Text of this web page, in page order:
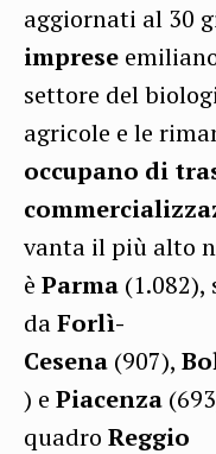
aggiornati al 30
imprese
settore del
agricole e le
occupano di
vanta il più alto
è Parma (1.082),
daForlì-
Cesena (907),
) e Piacenza
quadro Reggio